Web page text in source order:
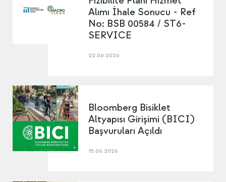
Alımı İhale Sonucu - Ref
No: BSB 00584 / ST6-
SERVICE
22.06.2026
Bloomberg Bisiklet
Altyapısı Girişimi (BICI)
Başvuruları Açıldı
15.06.2026